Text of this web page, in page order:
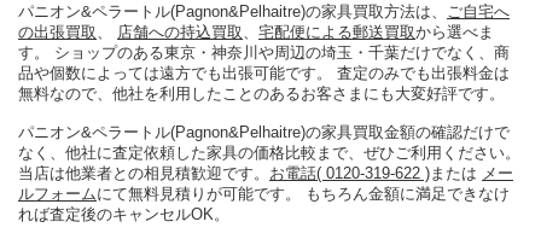
パニオン&ペラートル(Pagnon&Pelhaitre)の家具買取方法は、
ご自宅へ
の出張買取
店舗への持込買取 宅配便による郵送買取から選べま
す。 ショップのある東京・神奈川や周辺の埼玉・千葉だけでなく、商
品や個数によっては遠方でも出張可能です。 査定のみでも出張料金は
無料なので、他社を利用したことのあるお客さまにも大変好評です。
パニオン&ペラートル(Pagnon&Pelhaitre)の家具買取金額の確認だけで
なく、他社に査定依頼した家具の価格比較まで、ぜひご利用ください。
当店は他業者との相見積歓迎です。 お電話( 0120-319-622 ) または メー
ルフォームにて無料見積りが可能です。 もちろん金額に満足できなけ
れば査定後のキャンセルOK。